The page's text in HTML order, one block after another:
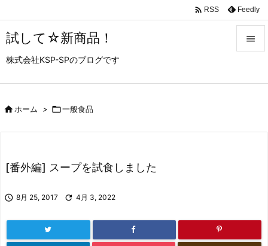
試して☆新商品！
株式会社KSP-SPのブログです

 RSS Feedly
ホーム > 一般食品
[番外編] スープを試食しました
 8月 25, 2017  4月 3, 2022